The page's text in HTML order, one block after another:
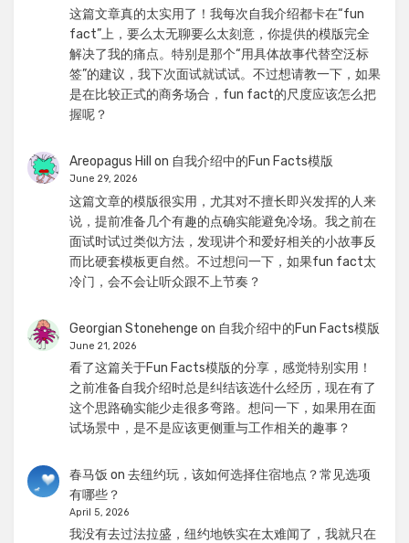
这篇文章真的太实用了！我每次自我介绍都卡在“fun
fact”上，要么太无聊要么太刻意，你提供的模版完全
解决了我的痛点。特别是那个“用具体故事代替空泛标
签”的建议，我下次面试就试试。不过想请教一下，如果
是在比较正式的商务场合，fun fact的尺度应该怎么把
握呢？
Areopagus Hill on 自我介绍中的Fun Facts模版
June 29, 2026
这篇文章的模版很实用，尤其对不擅长即兴发挥的人来
说，提前准备几个有趣的点确实能避免冷场。我之前在
面试时试过类似方法，发现讲个和爱好相关的小故事反
而比硬套模板更自然。不过想问一下，如果fun fact太
冷门，会不会让听众跟不上节奏？
Georgian Stonehenge on 自我介绍中的Fun Facts模版
June 21, 2026
看了这篇关于Fun Facts模版的分享，感觉特别实用！
之前准备自我介绍时总是纠结该选什么经历，现在有了
这个思路确实能少走很多弯路。想问一下，如果用在面
试场景中，是不是应该更侧重与工作相关的趣事？
春马饭 on 去纽约玩，该如何选择住宿地点？常见选项
有哪些？
April 5, 2026
我没有去过法拉盛，纽约地铁实在太难闻了，我就只在